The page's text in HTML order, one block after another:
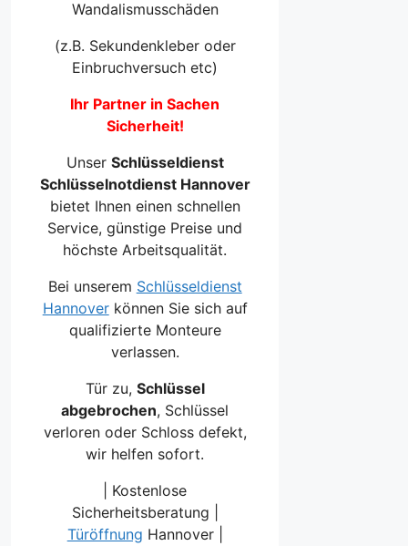
Wandalismusschäden
(z.B. Sekundenkleber oder
Einbruchversuch etc)
Ihr Partner in Sachen
Sicherheit!
Unser Schlüsseldienst
Schlüsselnotdienst Hannover
bietet Ihnen einen schnellen
Service, günstige Preise und
höchste Arbeitsqualität.
Bei unserem Schlüsseldienst
Hannoverkönnen Sie sich auf
qualifizierte Monteure
verlassen.
Tür zu, Schlüssel
abgebrochen, Schlüssel
verloren oder Schloss defekt,
wir helfen sofort.
| Kostenlose
Sicherheitsberatung |
Türöffnung Hannover |